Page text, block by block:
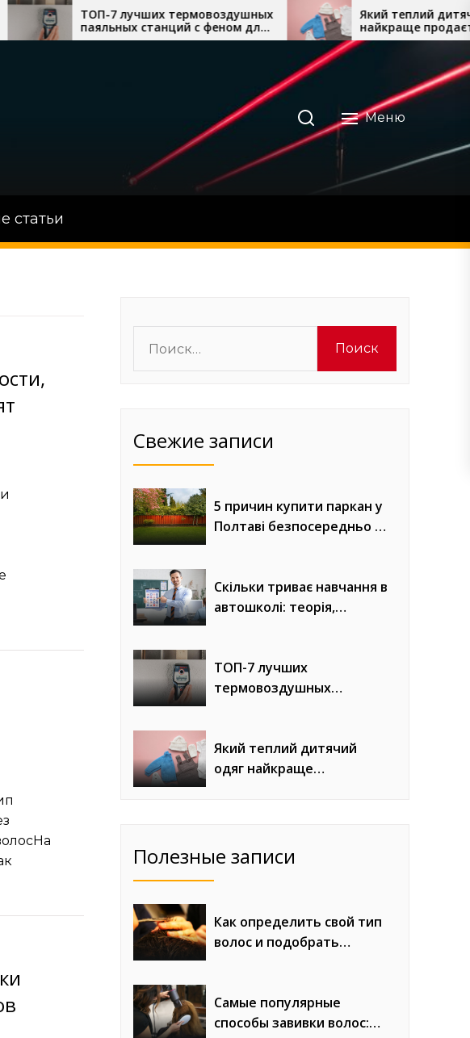
ТОП-7 лучших термовоздушных
паяльных станций с феном для
сложного монтажа
Який теплий дитячий одяг
найкраще продається восени
та взимку
Меню
статьи
Свежие записи
5 причин купити паркан у
Полтаві безпосередньо у
Скільки триває навчання в
автошколі: теорія,
ТОП-7 лучших
термовоздушных
монтажа
Який теплий дитячий
одяг найкраще
Полезные записи
Как определить свой тип
волос и подобрать
Самые популярные
способы завивки волос: